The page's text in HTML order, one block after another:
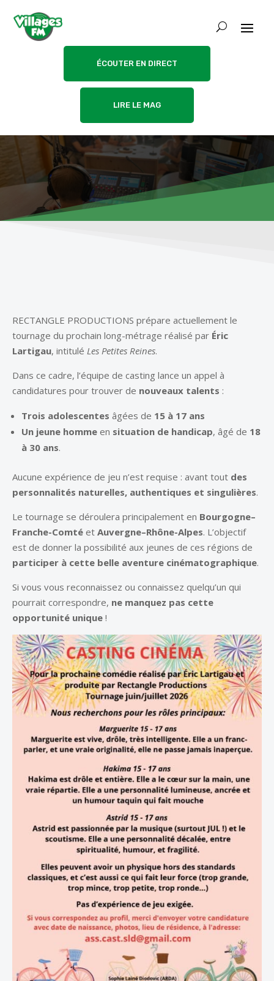
ÉCOUTER EN DIRECT
LIRE LE MAG
RECTANGLE PRODUCTIONS prépare actuellement le
tournage du prochain long-métrage réalisé par Éric
Lartigau, intitulé Les Petites Reines.
Dans ce cadre, l’équipe de casting lance un appel à
candidatures pour trouver de nouveaux talents :
Trois adolescentes âgées de 15 à 17 ans
Un jeune homme en situation de handicap, âgé de 18
à 30 ans.
Aucune expérience de jeu n’est requise : avant tout des
personnalités naturelles, authentiques et singulières.
Le tournage se déroulera principalement en Bourgogne–
Franche-Comté et Auvergne–Rhône-Alpes. L’objectif
est de donner la possibilité aux jeunes de ces régions de
participer à cette belle aventure cinématographique.
Si vous vous reconnaissez ou connaissez quelqu’un qui
pourrait correspondre, ne manquez pas cette
opportunité unique !